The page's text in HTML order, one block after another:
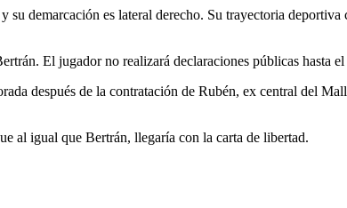
demarcación es lateral derecho. Su trayectoria
El jugador no realizará declaraciones públicas hasta
después de la contratación de Rubén, ex central del
al igual que Bertrán, llegaría con la carta de libertad.